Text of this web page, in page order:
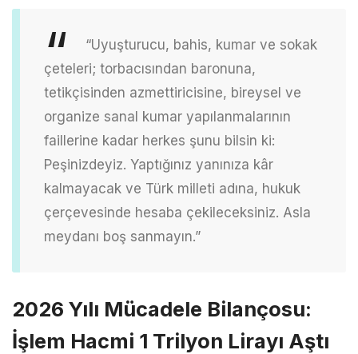
“Uyuşturucu, bahis, kumar ve sokak
çeteleri; torbacısından baronuna,
tetikçisinden azmettiricisine, bireysel ve
organize sanal kumar yapılanmalarının
faillerine kadar herkes şunu bilsin ki:
Peşinizdeyiz. Yaptığınız yanınıza kâr
kalmayacak ve Türk milleti adına, hukuk
çerçevesinde hesaba çekileceksiniz. Asla
meydanı boş sanmayın.”
2026 Yılı Mücadele Bilançosu:
İşlem Hacmi 1 Trilyon Lirayı Aştı